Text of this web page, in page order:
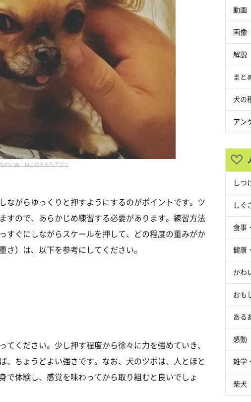
のいぬ・ねこのきもちアプリ
ながらゆっくりと押すようにするのがポイントです。ツ
すので、あらかじめ練習する必要があります。練習方法
すぐにしながらスケールを押して、どの程度の重みがか
）は、以下を参考にしてください。
ください。少し押す程度から徐々に力を強めていき、
、ちょうどよい強さです。なお、犬のツボは、人とほと
で体験し、感覚を味わってから取り組むと良いでしょ
動画
画像
解説
まと
犬の
アン
しつ
しぐ
食事
健康
かわ
おも
ある
感動
雑学
柴犬